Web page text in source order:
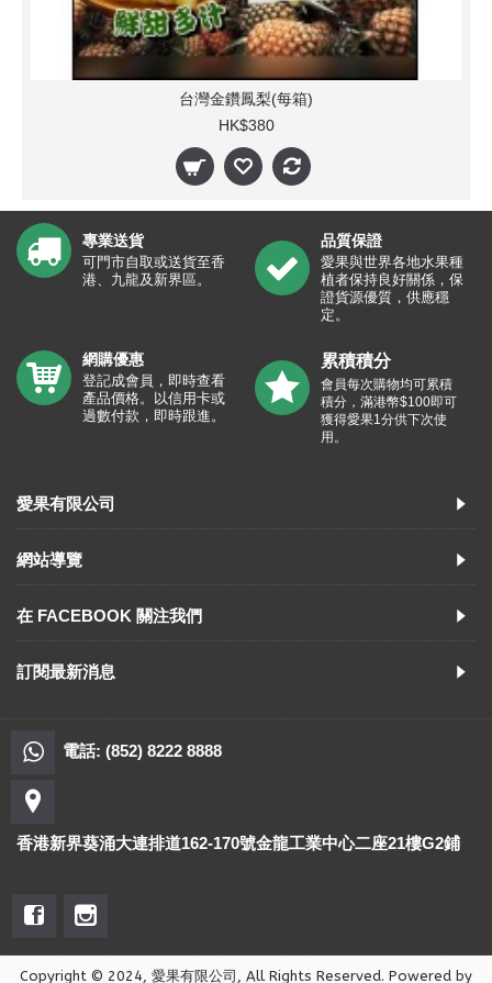
台灣金鑽鳳梨(每箱)
HK$380
專業送貨
可門市自取或送貨至香
港、九龍及新界區。
品質保證
愛果與世界各地水果種
植者保持良好關係，保
證貨源優質，供應穩
定。
網購優惠
登記成會員，即時查看
產品價格。以信用卡或
過數付款，即時跟進。
累積積分
會員每次購物均可累積
積分，滿港幣$100即可
獲得愛果1分供下次使
用。
愛果有限公司
網站導覽
在 FACEBOOK 關注我們
訂閱最新消息
電話: (852) 8222 8888
香港新界葵涌大連排道162-170號金龍工業中心二座21樓G2鋪
Copyright © 2024, 愛果有限公司, All Rights Reserved. Powered by